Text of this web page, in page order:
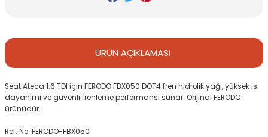
ÜRÜN AÇIKLAMASI
Seat Ateca 1.6 TDI için FERODO FBX050 DOT4 fren hidrolik yağı, yüksek ısı
dayanımı ve güvenli frenleme performansı sunar. Orijinal FERODO
ürünüdür.
Ref. No: FERODO-FBX050